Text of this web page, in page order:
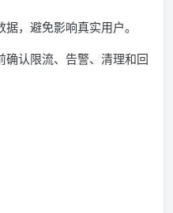
，避免影响真实用户。
认限流、告警、清理和回